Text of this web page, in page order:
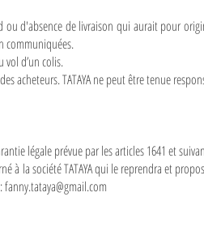
ou d'absence de livraison qui aurait pour
communiquées.​
vol d’un colis.
acheteurs. TATAYA ne peut être tenue
légale prévue par les articles 1641 et
la société TATAYA qui le reprendra et
fanny.tataya@gmail.com